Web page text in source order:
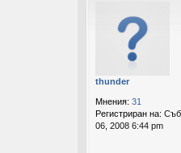
thunder
Мнения: 31
Регистриран на:
06, 2008 6:44 pm